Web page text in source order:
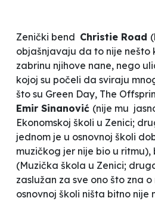
Zenički bend Christie Road
objašnjavaju da to nije nešto
zabrinu njihove nane, nego
kojoj su počeli da sviraju
što su Green Day, The
Emir Sinanović (nije mu
Ekonomskoj školi u Zenici;
jednom je u osnovnoj školi
muzičkog jer nije bio u ritmu),
(Muzička škola u Zenici;
zaslužan za sve ono što zna
osnovnoj školi ništa bitno nije